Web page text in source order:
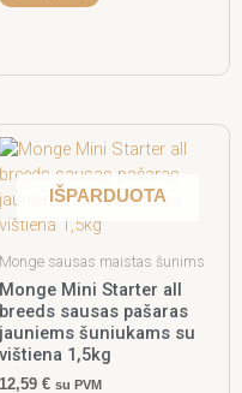
IŠPARDUOTA
Monge sausas maistas šunims
Monge Mini Starter all
breeds sausas pašaras
jauniems šuniukams su
vištiena 1,5kg
12,59 € su PVM